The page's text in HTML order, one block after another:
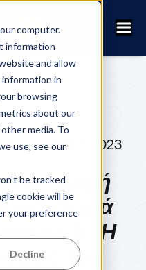
computer.
information
and allow
in
browsing
about our
media. To
use, see our
be tracked
cookie will be
your preference
Decline
ΑΥΓΟΎΣΤΟΥ 2023
αρχή
σειρά
X: Η
του